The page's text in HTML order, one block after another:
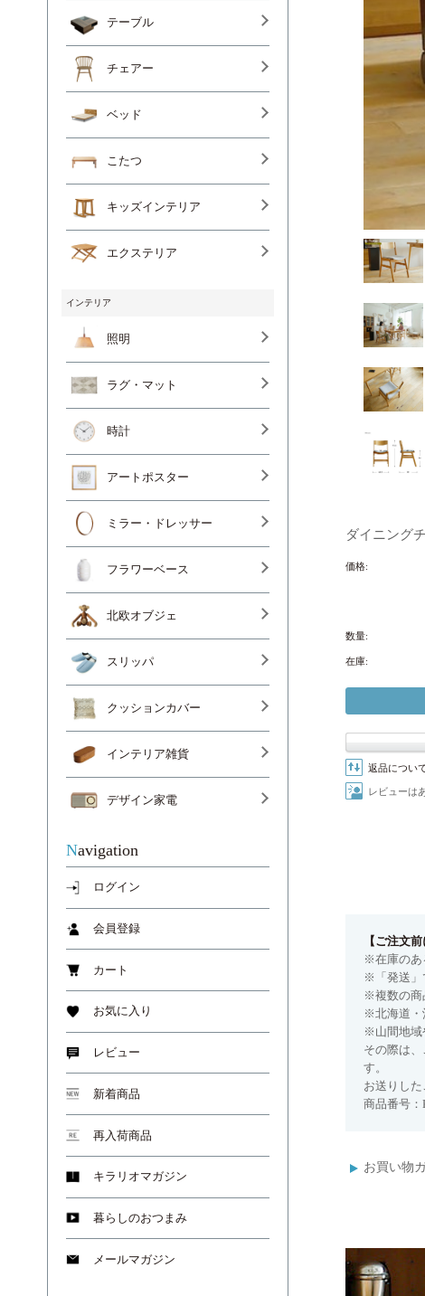
ダイニング
価格:
数量:
在庫:
返品につい
レビューは
【ご注文
※在庫のあ
※「発送」
※複数の商
※北海道・
※山間地域
その際は
す。
お送りし
商品番号：
お買い物
テーブル
チェアー
ベッド
こたつ
キッズインテリア
エクステリア
インテリア
照明
ラグ・マット
時計
アートポスター
ミラー・ドレッサー
フラワーベース
北欧オブジェ
スリッパ
クッションカバー
インテリア雑貨
デザイン家電
Navigation
ログイン
会員登録
カート
お気に入り
レビュー
新着商品
再入荷商品
キラリオマガジン
暮らしのおつまみ
メールマガジン